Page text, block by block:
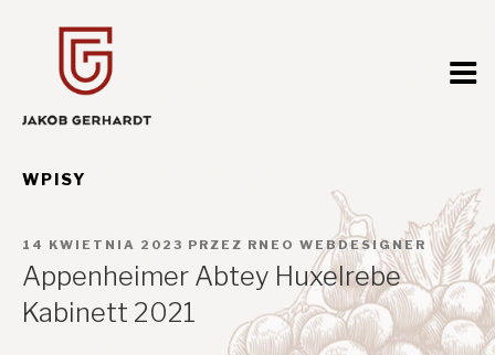
WPISY
OPUBLIKOWANE
W
14 KWIETNIA 2023 PRZEZ RNEO WEBDESIGNER
Appenheimer Abtey Huxelrebe
Kabinett 2021